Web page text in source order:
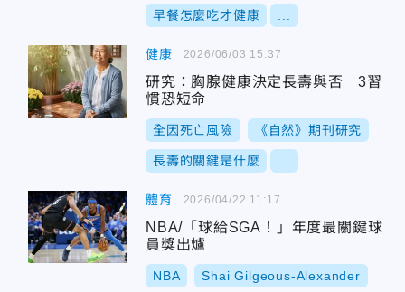
早餐怎麼吃才健康
健康
研究：胸腺健康決定長壽與否 3習
慣恐短命
全因死亡風險 《自然》期刊研究
長壽的關鍵是什麼
2026/06/03 15:37
體育
NBA/「球給SGA！」年度最關鍵球
員獎出爐
NBA Shai Gilgeous-Alexander
2026/04/22 11:17